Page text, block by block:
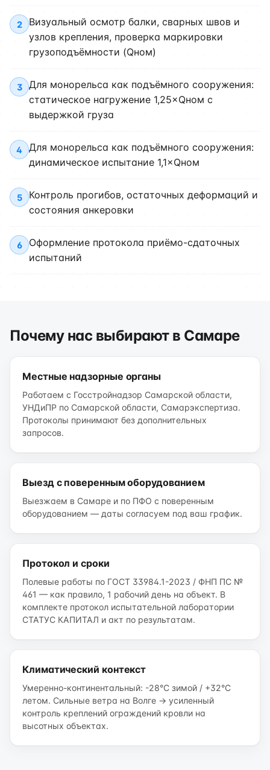
2
Визуальный осмотр балки, сварных швов и
узлов крепления, проверка маркировки
грузоподъёмности (Qном)
3
Для монорельса как подъёмного сооружения:
статическое нагружение 1,25×Qном с
выдержкой груза
4
Для монорельса как подъёмного сооружения:
динамическое испытание 1,1×Qном
5
Контроль прогибов, остаточных деформаций и
состояния анкеровки
6
Оформление протокола приёмо-сдаточных
испытаний
Почему нас выбирают в Самаре
Местные надзорные органы
Работаем с Госстройнадзор Самарской области,
УНДиПР по Самарской области, Самарэкспертиза.
Протоколы принимают без дополнительных
запросов.
Выезд с поверенным оборудованием
Выезжаем в Самаре и по ПФО с поверенным
оборудованием — даты согласуем под ваш график.
Протокол и сроки
Полевые работы по ГОСТ 33984.1-2023 / ФНП ПС №
461 — как правило, 1 рабочий день на объект. В
комплекте протокол испытательной лаборатории
СТАТУС КАПИТАЛ и акт по результатам.
Климатический контекст
Умеренно-континентальный: -28°C зимой / +32°C
летом. Сильные ветра на Волге → усиленный
контроль креплений ограждений кровли на
высотных объектах.